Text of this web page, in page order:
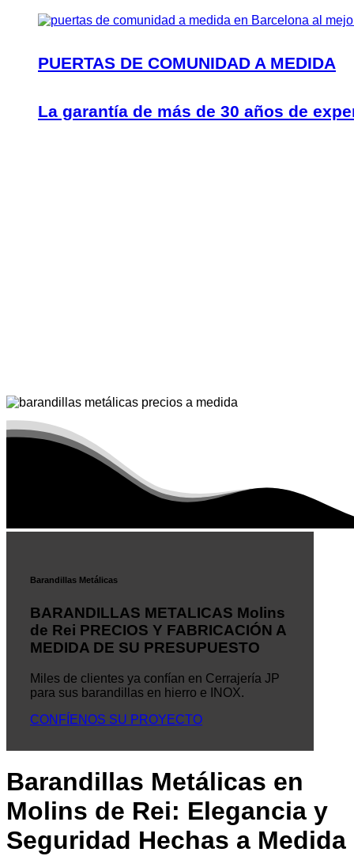
PUERTAS DE COMUNIDAD A MEDIDA
La garantía de más de 30 años de
Barandillas Metálicas
BARANDILLAS METALICAS Molins
de Rei PRECIOS Y FABRICACIÓN A
MEDIDA DE SU PRESUPUESTO
Miles de clientes ya confían en Cerrajería JP
para sus barandillas en hierro e INOX.
CONFÍENOS SU PROYECTO
Barandillas Metálicas en
Molins de Rei: Elegancia y
Seguridad Hechas a Medida